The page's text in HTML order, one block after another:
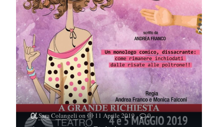
Sara Colangeli on 11 Aprile 2019 0